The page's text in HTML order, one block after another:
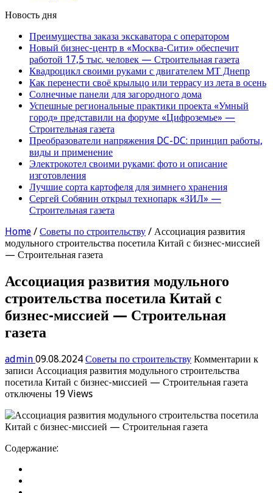
Новость дня
Преимущества заказа экскаватора с оператором
Новый бизнес-центр в «Москва-Сити» обеспечит
работой 17,5 тыс. человек — Строительная газета
Квадроцикл своими руками с двигателем МТ Днепр
Как перенести своё крыльцо или террасу из лета в осень
Солнечные панели для загородного дома
Успешные региональные практики проекта «Умный
город» представили на форуме «Цифроземье» —
Строительная газета
Преобразователи напряжения DC-DC: принцип работы,
виды и применение
Электрокотел своими руками: фото и описание
изготовления
Лучшие сорта картофеля для зимнего хранения
Сергей Собянин открыл технопарк «ЗИЛ» —
Строительная газета
Home / Советы по строительству / Ассоциация развития
модульного строительства посетила Китай с бизнес-миссией
— Строительная газета
Ассоциация развития модульного
строительства посетила Китай с
бизнес-миссией — Строительная
газета
admin 09.08.2024 Советы по строительству Комментарии к
записи Ассоциация развития модульного строительства
посетила Китай с бизнес-миссией — Строительная газета
отключены 19 Views
Содержание: